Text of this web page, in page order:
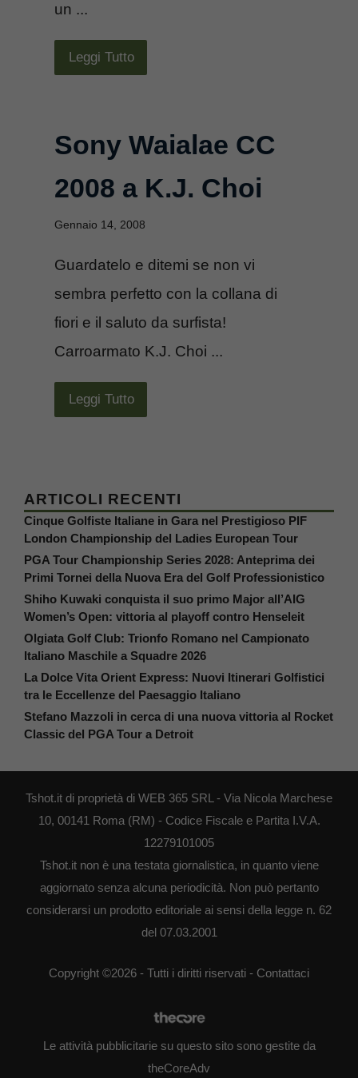
un ...
Leggi Tutto
Sony Waialae CC
2008 a K.J. Choi
Gennaio 14, 2008
Guardatelo e ditemi se non vi
sembra perfetto con la collana di
fiori e il saluto da surfista!
Carroarmato K.J. Choi ...
Leggi Tutto
ARTICOLI RECENTI
Cinque Golfiste Italiane in Gara nel Prestigioso PIF
London Championship del Ladies European Tour
PGA Tour Championship Series 2028: Anteprima dei
Primi Tornei della Nuova Era del Golf Professionistico
Shiho Kuwaki conquista il suo primo Major all’AIG
Women’s Open: vittoria al playoff contro Henseleit
Olgiata Golf Club: Trionfo Romano nel Campionato
Italiano Maschile a Squadre 2026
La Dolce Vita Orient Express: Nuovi Itinerari Golfistici
tra le Eccellenze del Paesaggio Italiano
Stefano Mazzoli in cerca di una nuova vittoria al Rocket
Classic del PGA Tour a Detroit
Tshot.it di proprietà di WEB 365 SRL - Via Nicola Marchese
10, 00141 Roma (RM) - Codice Fiscale e Partita I.V.A.
12279101005
Tshot.it non è una testata giornalistica, in quanto viene
aggiornato senza alcuna periodicità. Non può pertanto
considerarsi un prodotto editoriale ai sensi della legge n. 62
del 07.03.2001
Copyright ©2026 - Tutti i diritti riservati - Contattaci
Le attività pubblicitarie su questo sito sono gestite da
theCoreAdv